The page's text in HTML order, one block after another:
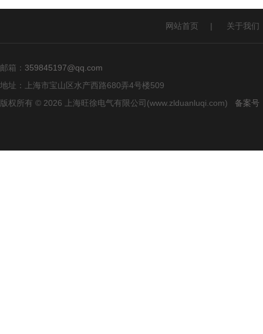
网站首页 | 关于我们
邮箱： 359845197@qq.com
地址：上海市宝山区水产西路680弄4号楼509
版权所有 © 2026 上海旺徐电气有限公司(www.zlduanluqi.com) 备案号